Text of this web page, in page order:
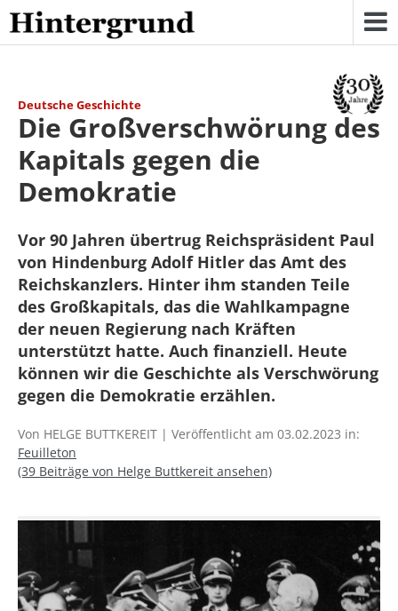
Skip
to
content
Deutsche Geschichte
Die Großverschwörung des
Kapitals gegen die
Demokratie
Vor 90 Jahren übertrug Reichspräsident Paul
von Hindenburg Adolf Hitler das Amt des
Reichskanzlers. Hinter ihm standen Teile
des Großkapitals, das die Wahlkampagne
der neuen Regierung nach Kräften
unterstützt hatte. Auch finanziell. Heute
können wir die Geschichte als Verschwörung
gegen die Demokratie erzählen.
Von HELGE BUTTKEREIT | Veröffentlicht am 03.02.2023 in:
Feuilleton
(39 Beiträge von Helge Buttkereit ansehen)